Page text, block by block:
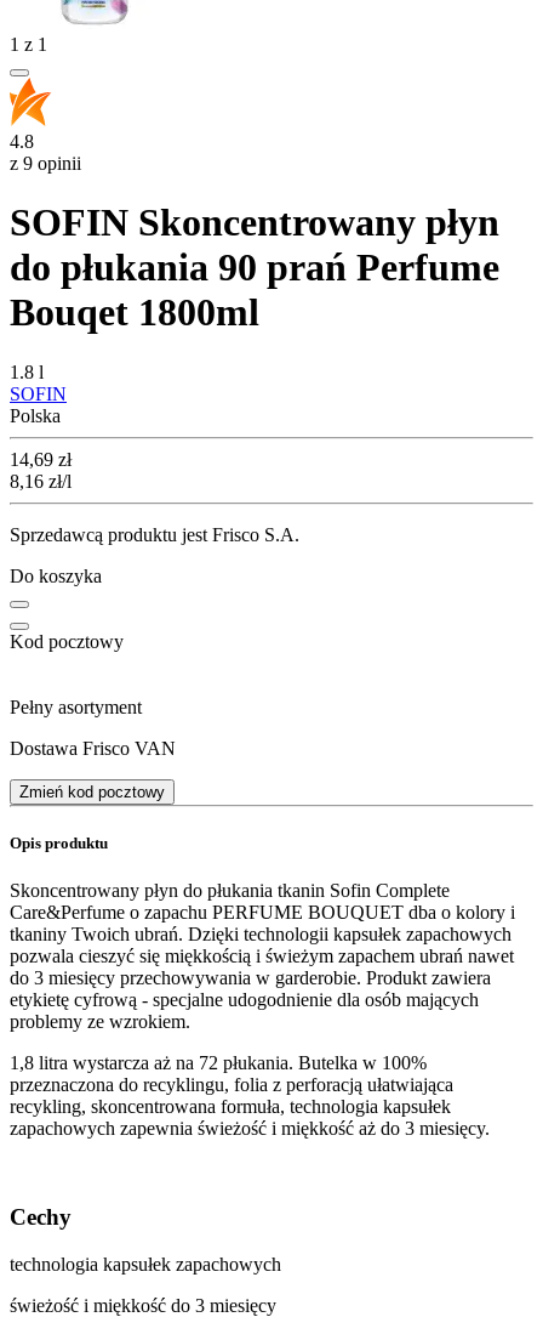
1 z 1
4.8
z 9 opinii
SOFIN Skoncentrowany płyn
do płukania 90 prań Perfume
Bouqet 1800ml
1.8 l
SOFIN
Polska
Cena
14,69 zł
8,16 zł/l
Sprzedawcą produktu jest Frisco S.A.
Do koszyka
Kod pocztowy
Pełny asortyment
Dostawa Frisco VAN
Zmień kod pocztowy
Opis produktu
Skoncentrowany płyn do płukania tkanin Sofin Complete
Care&Perfume o zapachu PERFUME BOUQUET dba o kolory i
tkaniny Twoich ubrań. Dzięki technologii kapsułek zapachowych
pozwala cieszyć się miękkością i świeżym zapachem ubrań nawet
do 3 miesięcy przechowywania w garderobie. Produkt zawiera
etykietę cyfrową - specjalne udogodnienie dla osób mających
problemy ze wzrokiem.
1,8 litra wystarcza aż na 72 płukania. Butelka w 100%
przeznaczona do recyklingu, folia z perforacją ułatwiająca
recykling, skoncentrowana formuła, technologia kapsułek
zapachowych zapewnia świeżość i miękkość aż do 3 miesięcy.
Cechy
technologia kapsułek zapachowych
świeżość i miękkość do 3 miesięcy